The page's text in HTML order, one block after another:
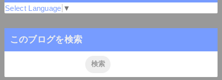
Select Language ▼
このブログを検索